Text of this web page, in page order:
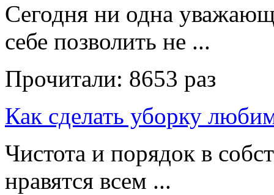
Сегодня ни одна
себе позволить не ...
Прочитали: 8653 раз
Как сделать уборку
Чистота и порядок в
нравятся всем ...